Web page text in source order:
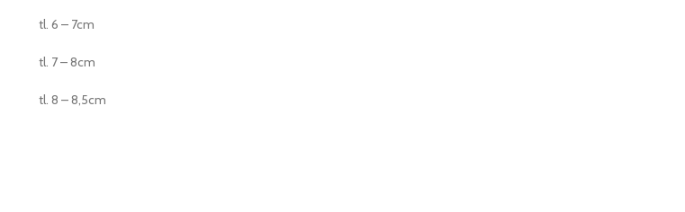
tl. 6 – 7cm
tl. 7 – 8cm
tl. 8 – 8,5cm